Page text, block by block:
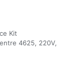
Kit
4625, 220V,